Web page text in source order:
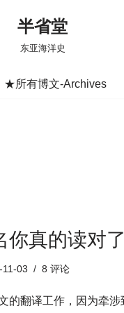
半省堂
东亚海洋史
★所有博文-Archives
你真的读对
11-03 8 评论
的翻译工作，因为牵涉